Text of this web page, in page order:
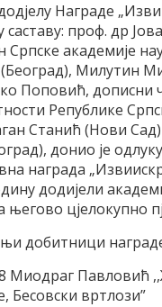
Награде
проф. др
Српске академије
(Београд), Милутин
Поповић, дописни
Републике
Станић (Нови
донио је
награда
додијели
његово цјелокупно
добитници
Миодраг Павловић
Бесовски вртлози”